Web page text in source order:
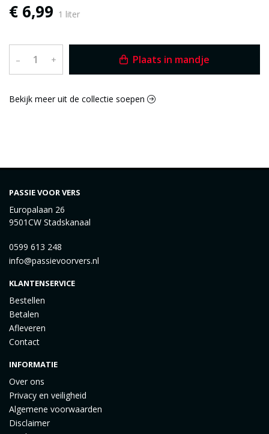
€ 6,99 1 liter
– + Plaats in mandje
Bekijk meer uit de collectie soepen
PASSIE VOOR VERS
Europalaan 26
9501CW Stadskanaal
0599 613 248
info@passievoorvers.nl
KLANTENSERVICE
Bestellen
Betalen
Afleveren
Contact
INFORMATIE
Over ons
Privacy en veiligheid
Algemene voorwaarden
Disclaimer